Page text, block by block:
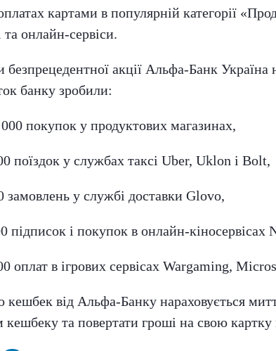
картами в популярній категорії
та онлайн-сервіси.
безпрецедентної акції Альфа-Банк Україна
банку зробили:
покупок у продуктових магазинах,
поїздок у службах таксі Uber, Uklon і Bolt,
замовлень у службі доставки Glovo,
підписок і покупок в онлайн-кіносервісах
оплат в ігрових сервісах Wargaming,
від Альфа-Банку нараховується
та повертати гроші на свою